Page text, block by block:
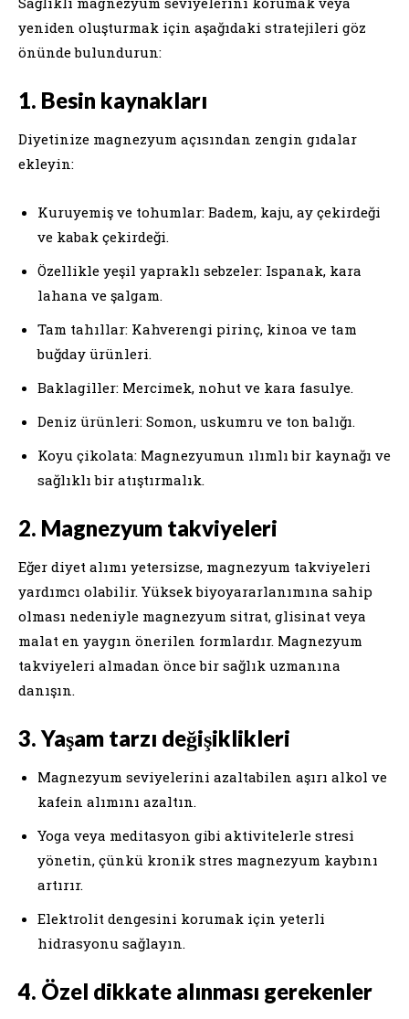
yeniden oluşturmak için aşağıdaki stratejileri göz
önünde bulundurun:
1. Besin kaynakları
Diyetinize magnezyum açısından zengin gıdalar
ekleyin:
Kuruyemiş ve tohumlar: Badem, kaju, ay çekirdeği
ve kabak çekirdeği.
Özellikle yeşil yapraklı sebzeler: Ispanak, kara
lahana ve şalgam.
Tam tahıllar: Kahverengi pirinç, kinoa ve tam
buğday ürünleri.
Baklagiller: Mercimek, nohut ve kara fasulye.
Deniz ürünleri: Somon, uskumru ve ton balığı.
Koyu çikolata: Magnezyumun ılımlı bir kaynağı ve
sağlıklı bir atıştırmalık.
2. Magnezyum takviyeleri
Eğer diyet alımı yetersizse, magnezyum takviyeleri
yardımcı olabilir. Yüksek biyoyararlanımına sahip
olması nedeniyle magnezyum sitrat, glisinat veya
malat en yaygın önerilen formlardır. Magnezyum
takviyeleri almadan önce bir sağlık uzmanına
danışın.
3. Yaşam tarzı değişiklikleri
Magnezyum seviyelerini azaltabilen aşırı alkol ve
kafein alımını azaltın.
Yoga veya meditasyon gibi aktivitelerle stresi
yönetin, çünkü kronik stres magnezyum kaybını
artırır.
Elektrolit dengesini korumak için yeterli
hidrasyonu sağlayın.
4. Özel dikkate alınması gerekenler